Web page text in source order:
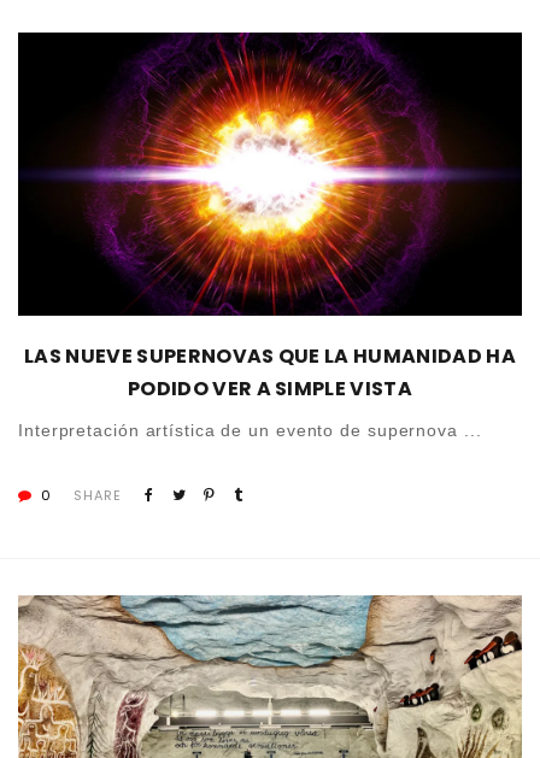
LAS NUEVE SUPERNOVAS QUE LA HUMANIDAD HA
PODIDO VER A SIMPLE VISTA
Interpretación artística de un evento de supernova ...
0 SHARE